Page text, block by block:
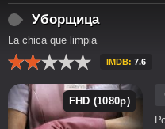
Уборщица
La chica que limpia
IMDB: 7.6
FHD (1080p)